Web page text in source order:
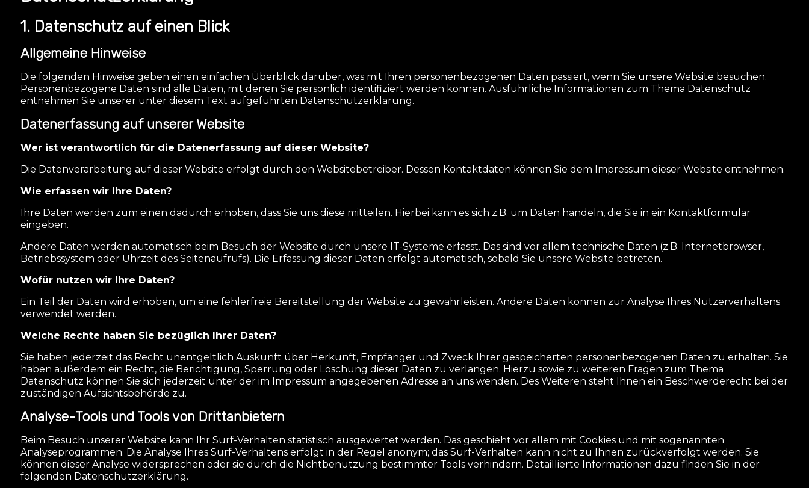
1. Datenschutz auf einen Blick
Allgemeine Hinweise
Die folgenden Hinweise geben einen einfachen Überblick darüber, was mit Ihren personenbezogenen Daten passiert, wenn Sie unsere Website besuchen.
Personenbezogene Daten sind alle Daten, mit denen Sie persönlich identifiziert werden können. Ausführliche Informationen zum Thema Datenschutz
entnehmen Sie unserer unter diesem Text aufgeführten Datenschutzerklärung.
Datenerfassung auf unserer Website
Wer ist verantwortlich für die Datenerfassung auf dieser Website?
Die Datenverarbeitung auf dieser Website erfolgt durch den Websitebetreiber. Dessen Kontaktdaten können Sie dem Impressum dieser Website entnehmen.
Wie erfassen wir Ihre Daten?
Ihre Daten werden zum einen dadurch erhoben, dass Sie uns diese mitteilen. Hierbei kann es sich z.B. um Daten handeln, die Sie in ein Kontaktformular
eingeben.
Andere Daten werden automatisch beim Besuch der Website durch unsere IT-Systeme erfasst. Das sind vor allem technische Daten (z.B. Internetbrowser,
Betriebssystem oder Uhrzeit des Seitenaufrufs). Die Erfassung dieser Daten erfolgt automatisch, sobald Sie unsere Website betreten.
Wofür nutzen wir Ihre Daten?
Ein Teil der Daten wird erhoben, um eine fehlerfreie Bereitstellung der Website zu gewährleisten. Andere Daten können zur Analyse Ihres Nutzerverhaltens
verwendet werden.
Welche Rechte haben Sie bezüglich Ihrer Daten?
Sie haben jederzeit das Recht unentgeltlich Auskunft über Herkunft, Empfänger und Zweck Ihrer gespeicherten personenbezogenen Daten zu erhalten. Sie
haben außerdem ein Recht, die Berichtigung, Sperrung oder Löschung dieser Daten zu verlangen. Hierzu sowie zu weiteren Fragen zum Thema
Datenschutz können Sie sich jederzeit unter der im Impressum angegebenen Adresse an uns wenden. Des Weiteren steht Ihnen ein Beschwerderecht bei der
zuständigen Aufsichtsbehörde zu.
Analyse-Tools und Tools von Drittanbietern
Beim Besuch unserer Website kann Ihr Surf-Verhalten statistisch ausgewertet werden. Das geschieht vor allem mit Cookies und mit sogenannten
Analyseprogrammen. Die Analyse Ihres Surf-Verhaltens erfolgt in der Regel anonym; das Surf-Verhalten kann nicht zu Ihnen zurückverfolgt werden. Sie
können dieser Analyse widersprechen oder sie durch die Nichtbenutzung bestimmter Tools verhindern. Detaillierte Informationen dazu finden Sie in der
folgenden Datenschutzerklärung.